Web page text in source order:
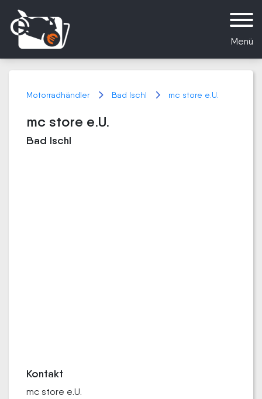
Menü
Motorradhändler Bad Ischl mc store e.U.
mc store e.U.
Bad Ischl
Kontakt
mc store e.U.